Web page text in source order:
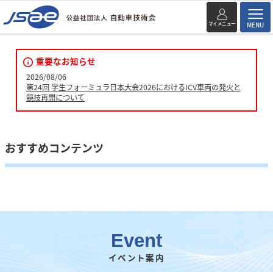
マイメニュー MENU
重要なお知らせ
2026/08/06
第24回 学生フォーミュラ日本大会2026におけるICV車両の発火と
競技再開について
おすすめコンテンツ
Event
イベント案内